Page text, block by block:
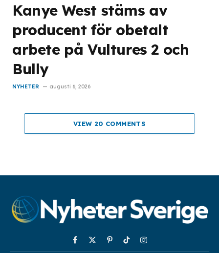
Kanye West stäms av
producent för obetalt
arbete på Vultures 2 och
Bully
NYHETER augusti 6, 2026
VIEW 20 COMMENTS
Facebook
X
PinterestTikTokInstagram